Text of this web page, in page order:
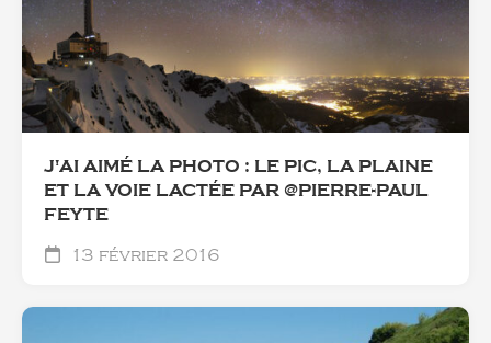
J'AI AIMÉ LA PHOTO : LE PIC, LA PLAINE
ET LA VOIE LACTÉE PAR @PIERRE-PAUL
FEYTE
13 février 2016